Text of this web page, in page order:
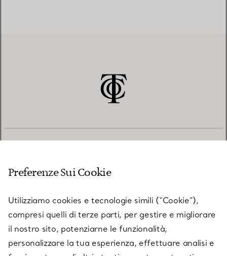
SU TIFFANY & CO.
Preferenze Sui Cookie
Utilizziamo cookies e tecnologie simili (“Cookie”),
compresi quelli di terze parti, per gestire e migliorare
il nostro sito, potenziarne le funzionalità,
personalizzare la tua esperienza, effettuare analisi e